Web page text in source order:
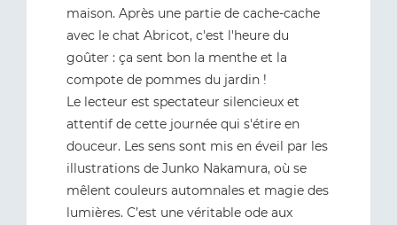
maison. Après une partie de cache-cache
avec le chat Abricot, c'est l'heure du
goûter : ça sent bon la menthe et la
compote de pommes du jardin !
Le lecteur est spectateur silencieux et
attentif de cette journée qui s'étire en
douceur. Les sens sont mis en éveil par les
illustrations de Junko Nakamura, où se
mêlent couleurs automnales et magie des
lumières. C’est une véritable ode aux